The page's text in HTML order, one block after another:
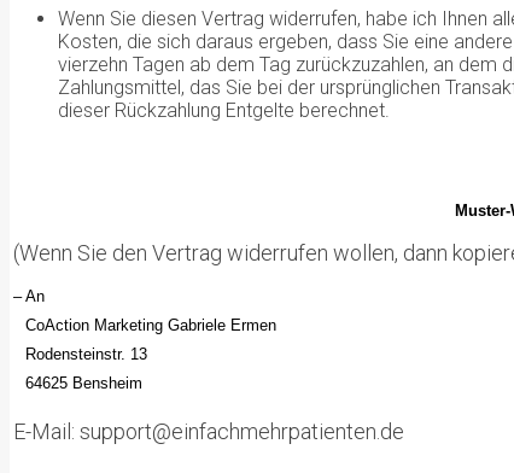
Wenn Sie diesen Vertrag widerrufen, habe ich Ihnen
Kosten, die sich daraus ergeben, dass Sie eine
vierzehn Tagen ab dem Tag zurückzuzahlen, an dem
Zahlungsmittel, das Sie bei der ursprünglichen
dieser Rückzahlung Entgelte berechnet.
(Wenn Sie den Vertrag widerrufen wollen, dann
– An
CoAction Marketing Gabriele Ermen
Rodensteinstr. 13
64625 Bensheim
E-Mail: support@einfachmehrpatienten.de